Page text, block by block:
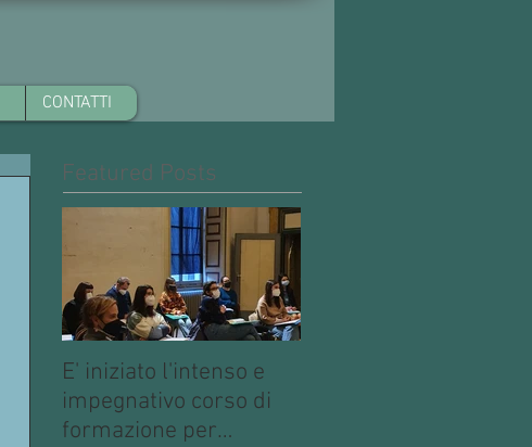
CONTATTI
Featured Posts
E' iniziato l'intenso e
impegnativo corso di
formazione per